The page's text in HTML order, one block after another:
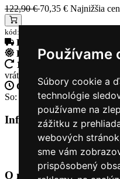
Používame
Súbory cookie a
technológie
používame na
zážitku z
webových
sme vám
prispôsobený
122,90 €70,35 € Najnižšia
kód:71320_8561
Doprava zadarmo
Rýchle dodanieTovar
14 Dní na vrátenie tovaru
vrátiť
Otvorené celý týždeňPo -
So: 9:00 - 12:00
Informácie+
O nás
Kontakt
O nás +